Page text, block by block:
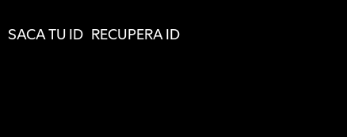
SACA TU ID RECUPERA ID